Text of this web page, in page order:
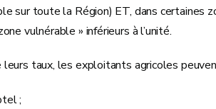
sur toute la Région) ET, dans certaines
vulnérable » inférieurs à l’unité.
leurs taux, les exploitants agricoles
;